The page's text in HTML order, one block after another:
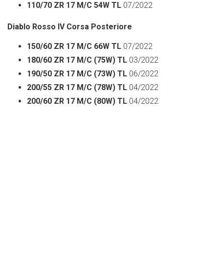
110/70 ZR 17 M/C 54W TL 07/2022
Diablo Rosso IV Corsa Posteriore
150/60 ZR 17 M/C 66W TL 07/2022
180/60 ZR 17 M/C (75W) TL 03/2022
190/50 ZR 17 M/C (73W) TL 06/2022
200/55 ZR 17 M/C (78W) TL 04/2022
200/60 ZR 17 M/C (80W) TL 04/2022